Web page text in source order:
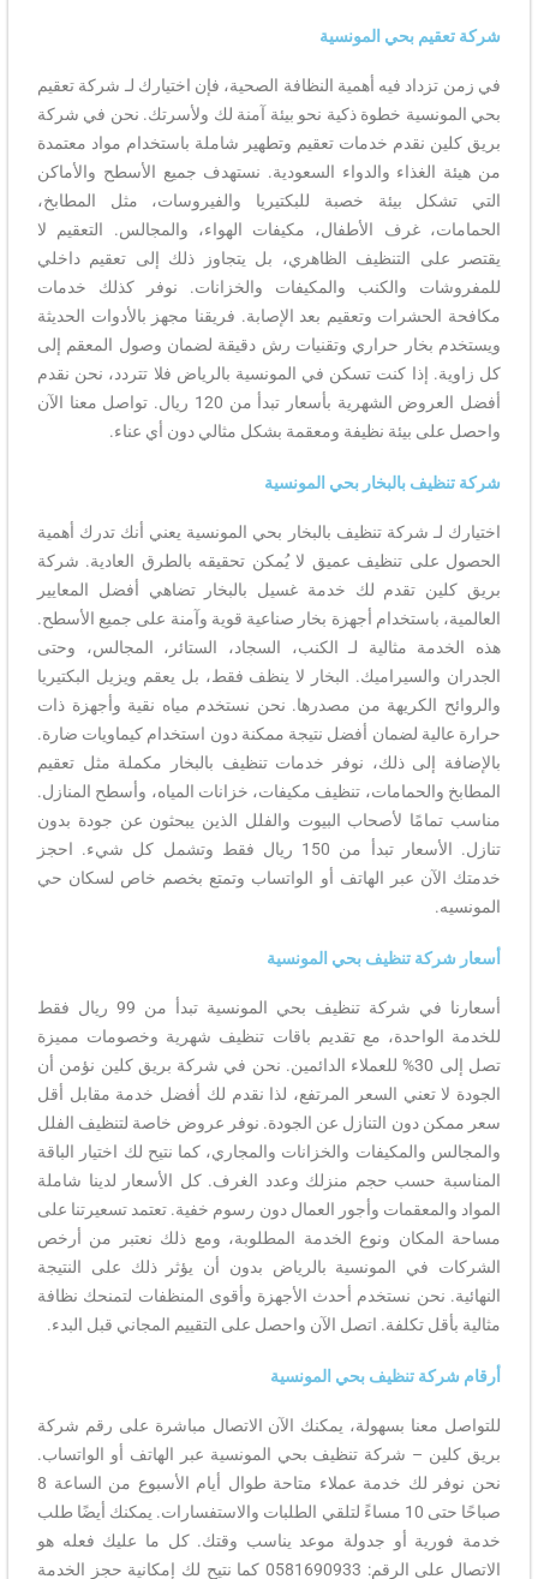
شركة تعقيم بحي المونسية
في زمن تزداد فيه أهمية النظافة الصحية، فإن اختيارك لـ شركة تعقيم
بحي المونسية خطوة ذكية نحو بيئة آمنة لك ولأسرتك. نحن في شركة
بريق كلين نقدم خدمات تعقيم وتطهير شاملة باستخدام مواد معتمدة
من هيئة الغذاء والدواء السعودية. نستهدف جميع الأسطح والأماكن
التي تشكل بيئة خصبة للبكتيريا والفيروسات، مثل المطابخ،
الحمامات، غرف الأطفال، مكيفات الهواء، والمجالس. التعقيم لا
يقتصر على التنظيف الظاهري، بل يتجاوز ذلك إلى تعقيم داخلي
للمفروشات والكنب والمكيفات والخزانات. نوفر كذلك خدمات
مكافحة الحشرات وتعقيم بعد الإصابة. فريقنا مجهز بالأدوات الحديثة
ويستخدم بخار حراري وتقنيات رش دقيقة لضمان وصول المعقم إلى
كل زاوية. إذا كنت تسكن في المونسية بالرياض فلا تتردد، نحن نقدم
أفضل العروض الشهرية بأسعار تبدأ من 120 ريال. تواصل معنا الآن
واحصل على بيئة نظيفة ومعقمة بشكل مثالي دون أي عناء.
شركة تنظيف بالبخار بحي المونسية
اختيارك لـ شركة تنظيف بالبخار بحي المونسية يعني أنك تدرك أهمية
الحصول على تنظيف عميق لا يُمكن تحقيقه بالطرق العادية. شركة
بريق كلين تقدم لك خدمة غسيل بالبخار تضاهي أفضل المعايير
العالمية، باستخدام أجهزة بخار صناعية قوية وآمنة على جميع الأسطح.
هذه الخدمة مثالية لـ الكنب، السجاد، الستائر، المجالس، وحتى
الجدران والسيراميك. البخار لا ينظف فقط، بل يعقم ويزيل البكتيريا
والروائح الكريهة من مصدرها. نحن نستخدم مياه نقية وأجهزة ذات
حرارة عالية لضمان أفضل نتيجة ممكنة دون استخدام كيماويات ضارة.
بالإضافة إلى ذلك، نوفر خدمات تنظيف بالبخار مكملة مثل تعقيم
المطابخ والحمامات، تنظيف مكيفات، خزانات المياه، وأسطح المنازل.
مناسب تمامًا لأصحاب البيوت والفلل الذين يبحثون عن جودة بدون
تنازل. الأسعار تبدأ من 150 ريال فقط وتشمل كل شيء. احجز
خدمتك الآن عبر الهاتف أو الواتساب وتمتع بخصم خاص لسكان حي
المونسيه.
أسعار شركة تنظيف بحي المونسية
أسعارنا في شركة تنظيف بحي المونسية تبدأ من 99 ريال فقط
للخدمة الواحدة، مع تقديم باقات تنظيف شهرية وخصومات مميزة
تصل إلى 30% للعملاء الدائمين. نحن في شركة بريق كلين نؤمن أن
الجودة لا تعني السعر المرتفع، لذا نقدم لك أفضل خدمة مقابل أقل
سعر ممكن دون التنازل عن الجودة. نوفر عروض خاصة لتنظيف الفلل
والمجالس والمكيفات والخزانات والمجاري، كما نتيح لك اختيار الباقة
المناسبة حسب حجم منزلك وعدد الغرف. كل الأسعار لدينا شاملة
المواد والمعقمات وأجور العمال دون رسوم خفية. تعتمد تسعيرتنا على
مساحة المكان ونوع الخدمة المطلوبة، ومع ذلك نعتبر من أرخص
الشركات في المونسية بالرياض بدون أن يؤثر ذلك على النتيجة
النهائية. نحن نستخدم أحدث الأجهزة وأقوى المنظفات لتمنحك نظافة
مثالية بأقل تكلفة. اتصل الآن واحصل على التقييم المجاني قبل البدء.
أرقام شركة تنظيف بحي المونسية
للتواصل معنا بسهولة، يمكنك الآن الاتصال مباشرة على رقم شركة
بريق كلين – شركة تنظيف بحي المونسية عبر الهاتف أو الواتساب.
نحن نوفر لك خدمة عملاء متاحة طوال أيام الأسبوع من الساعة 8
صباحًا حتى 10 مساءً لتلقي الطلبات والاستفسارات. يمكنك أيضًا طلب
خدمة فورية أو جدولة موعد يناسب وقتك. كل ما عليك فعله هو
الاتصال على الرقم: 0581690933 كما نتيح لك إمكانية حجز الخدمة